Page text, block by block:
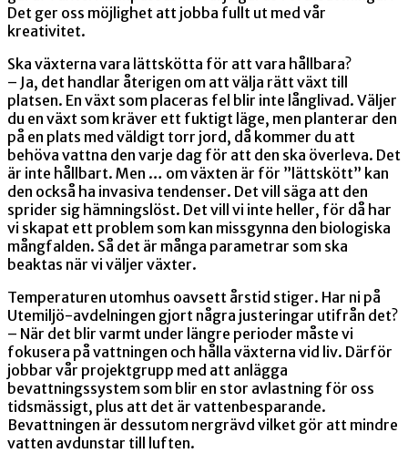
Det ger oss möjlighet att jobba fullt ut med vår
kreativitet.
Ska växterna vara lättskötta för att vara hållbara?
– Ja, det handlar återigen om att välja rätt växt till
platsen. En växt som placeras fel blir inte långlivad. Väljer
du en växt som kräver ett fuktigt läge, men planterar den
på en plats med väldigt torr jord, då kommer du att
behöva vattna den varje dag för att den ska överleva. Det
är inte hållbart. Men … om växten är för ”lättskött” kan
den också ha invasiva tendenser. Det vill säga att den
sprider sig hämningslöst. Det vill vi inte heller, för då har
vi skapat ett problem som kan missgynna den biologiska
mångfalden. Så det är många parametrar som ska
beaktas när vi väljer växter.
Temperaturen utomhus oavsett årstid stiger. Har ni på
Utemiljö-avdelningen gjort några justeringar utifrån det?
– När det blir varmt under längre perioder måste vi
fokusera på vattningen och hålla växterna vid liv. Därför
jobbar vår projektgrupp med att anlägga
bevattningssystem som blir en stor avlastning för oss
tidsmässigt, plus att det är vattenbesparande.
Bevattningen är dessutom nergrävd vilket gör att mindre
vatten avdunstar till luften.